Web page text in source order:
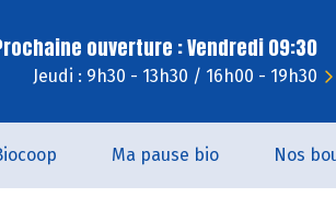
ouverture : Vendredi 09:30
Jeudi : 9h30 - 13h30 / 16h00 - 19h30
Ma pause bio Nos